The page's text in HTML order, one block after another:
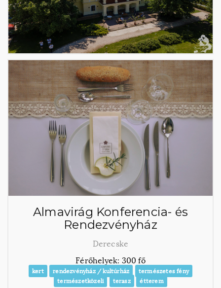
Almavirág Konferencia- és
Rendezvényház
Derecske
Férőhelyek: 300 fő
kert rendezvényház / kultúrház
természetes fény
természetközeli
terasz étterem